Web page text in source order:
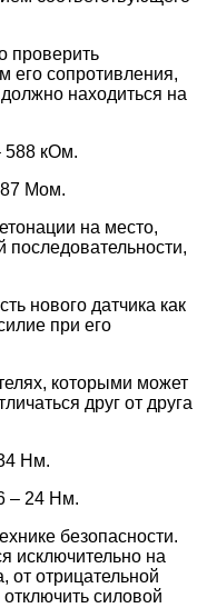
проверить
его сопротивления,
находиться на
588 кОм.
Мом.
на место,
последовательности,
нового датчика как
при его
которыми может
друг от друга
Нм.
– 24 Нм.
безопасности.
исключительно на
от отрицательной
силовой